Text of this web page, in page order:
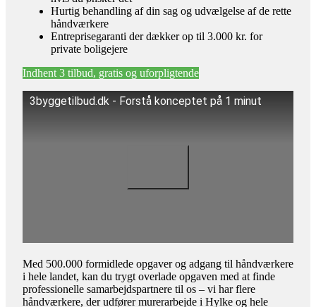
Hurtig behandling af din sag og udvælgelse af de rette
håndværkere
Entreprisegaranti der dækker op til 3.000 kr. for
private boligejere
Indhent 3 tilbud, gratis og uforpligtende
3byggetilbud.dk - Forstå konceptet på 1 minut
Med 500.000 formidlede opgaver og adgang til håndværkere
i hele landet, kan du trygt overlade opgaven med at finde
professionelle samarbejdspartnere til os – vi har flere
håndværkere, der udfører murerarbejde i Hylke og hele